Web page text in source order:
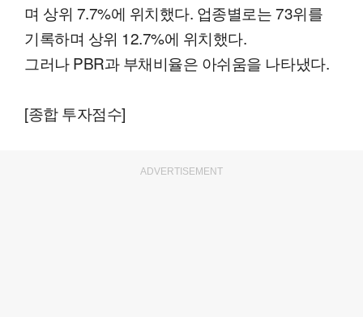
며 상위 7.7%에 위치했다. 업종별로는 73위를
기록하며 상위 12.7%에 위치했다.
그러나 PBR과 부채비율은 아쉬움을 나타냈다.
[종합 투자점수]
ADVERTISEMENT